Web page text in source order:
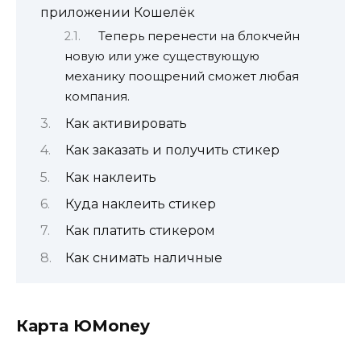
приложении Кошелёк
Теперь перенести на блокчейн
новую или уже существующую
механику поощрений сможет любая
компания.
Как активировать
Как заказать и получить стикер
Как наклеить
Куда наклеить стикер
Как платить стикером
Как снимать наличные
Карта ЮMoney